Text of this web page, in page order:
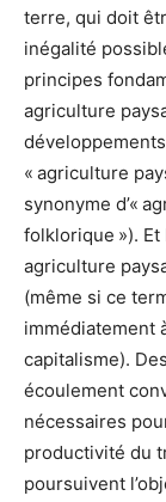
terre, qui doit
inégalité
principes
agriculture
« agriculture
synonyme d’«
folklorique »).
agriculture
(même si ce
immédiatement
capitalisme).
écoulement
nécessaires
productivité du
poursuivent